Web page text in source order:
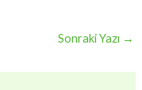
Sonraki Yazı →